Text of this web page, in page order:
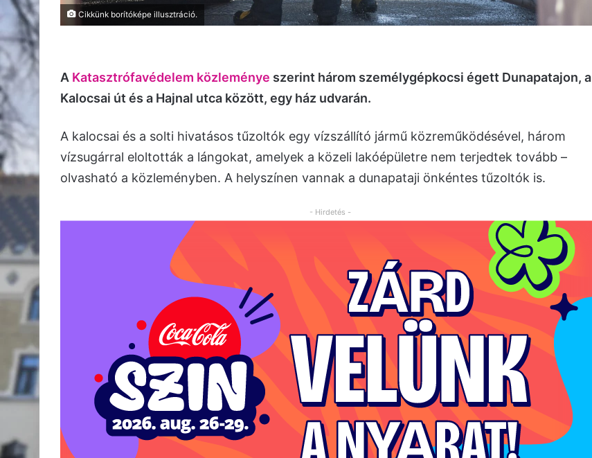
Cikkünk borítóképe illusztráció.
A Katasztrófavédelem közleménye szerint három személygépkocsi égett Dunapatajon, a
Kalocsai út és a Hajnal utca között, egy ház udvarán.
A kalocsai és a solti hivatásos tűzoltók egy vízszállító jármű közreműködésével, három
vízsugárral eloltották a lángokat, amelyek a közeli lakóépületre nem terjedtek tovább –
olvasható a közleményben. A helyszínen vannak a dunapataji önkéntes tűzoltók is.
- Hirdetés -